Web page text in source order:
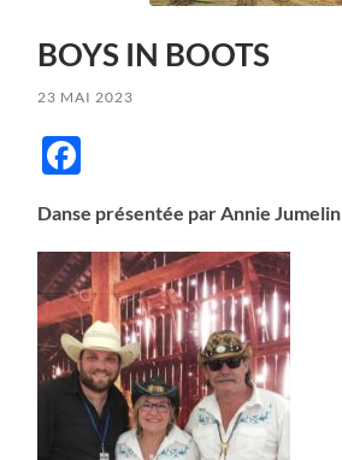
BOYS IN BOOTS
23 MAI 2023
Danse présentée par Annie Jumelin